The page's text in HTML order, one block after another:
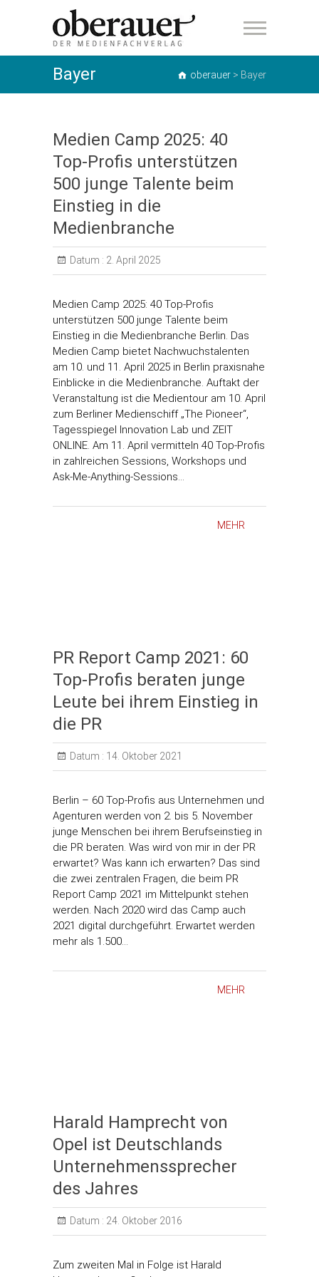
oberauer
Bayer oberauer > Bayer
Medien Camp 2025: 40
Top-Profis unterstützen
500 junge Talente beim
Einstieg in die
Medienbranche
Datum : 2. April 2025
Medien Camp 2025: 40 Top-Profis
unterstützen 500 junge Talente beim
Einstieg in die Medienbranche Berlin. Das
Medien Camp bietet Nachwuchstalenten
am 10. und 11. April 2025 in Berlin praxisnahe
Einblicke in die Medienbranche. Auftakt der
Veranstaltung ist die Medientour am 10. April
zum Berliner Medienschiff „The Pioneer“,
Tagesspiegel Innovation Lab und ZEIT
ONLINE. Am 11. April vermitteln 40 Top-Profis
in zahlreichen Sessions, Workshops und
Ask-Me-Anything-Sessions…
MEHR
PR Report Camp 2021: 60
Top-Profis beraten junge
Leute bei ihrem Einstieg in
die PR
Datum : 14. Oktober 2021
Berlin – 60 Top-Profis aus Unternehmen und
Agenturen werden von 2. bis 5. November
junge Menschen bei ihrem Berufseinstieg in
die PR beraten. Was wird von mir in der PR
erwartet? Was kann ich erwarten? Das sind
die zwei zentralen Fragen, die beim PR
Report Camp 2021 im Mittelpunkt stehen
werden. Nach 2020 wird das Camp auch
2021 digital durchgeführt. Erwartet werden
mehr als 1.500…
MEHR
Harald Hamprecht von
Opel ist Deutschlands
Unternehmenssprecher
des Jahres
Datum : 24. Oktober 2016
Zum zweiten Mal in Folge ist Harald